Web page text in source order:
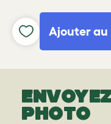
Ajouter au
PHOTO